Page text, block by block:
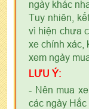
ngày khác
Tuy nhiên,
vì hiện chưa
xe chính xác,
xem ngày
LƯU Ý:
- Nên mua
các ngày